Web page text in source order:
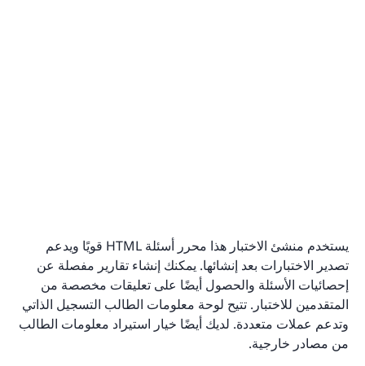
يستخدم منشئ الاختبار هذا محرر أسئلة HTML قويًا ويدعم
تصدير الاختبارات بعد إنشائها. يمكنك إنشاء تقارير مفصلة عن
إحصائيات الأسئلة والحصول أيضًا على تعليقات مخصصة من
المتقدمين للاختبار. تتيح لوحة معلومات الطالب التسجيل الذاتي
وتدعم عملات متعددة. لديك أيضًا خيار استيراد معلومات الطالب
من مصادر خارجية.